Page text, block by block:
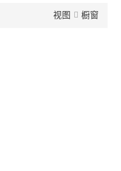
视图 橱窗